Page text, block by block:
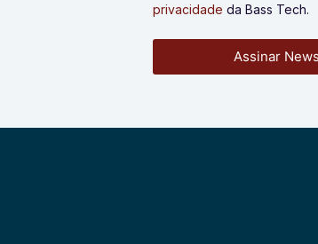
privacidade da Bass Tech.
Assinar